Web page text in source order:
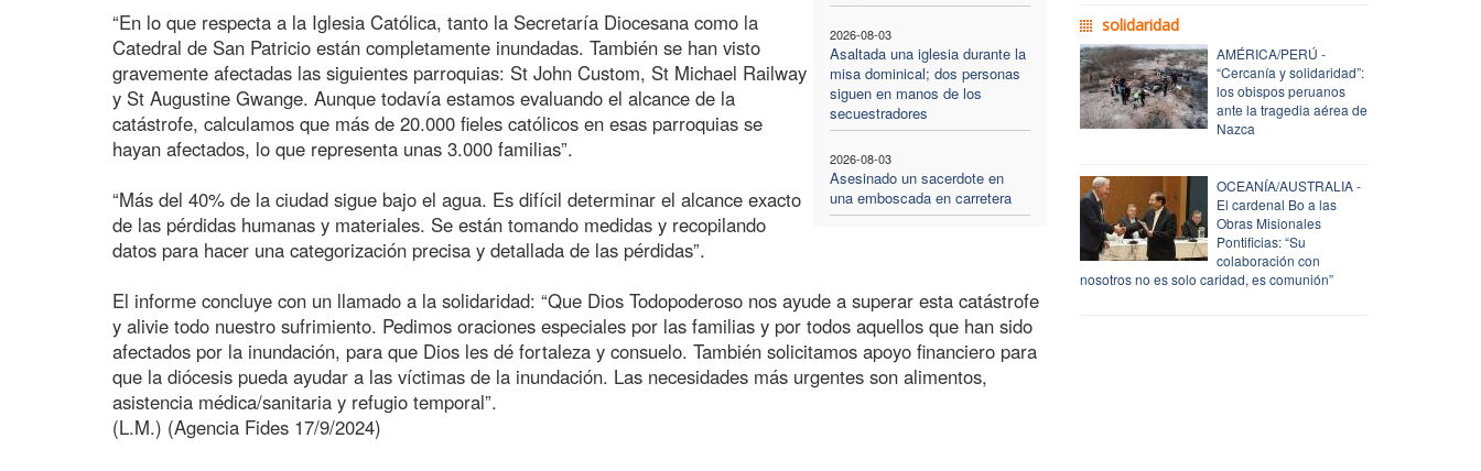
2026-08-03
Asaltada una iglesia durante la
misa dominical; dos personas
siguen en manos de los
secuestradores
2026-08-03
Asesinado un sacerdote en
una emboscada en carretera
“En lo que respecta a la Iglesia Católica, tanto la Secretaría Diocesana como la
Catedral de San Patricio están completamente inundadas. También se han visto
gravemente afectadas las siguientes parroquias: St John Custom, St Michael Railway
y St Augustine Gwange. Aunque todavía estamos evaluando el alcance de la
catástrofe, calculamos que más de 20.000 fieles católicos en esas parroquias se
hayan afectados, lo que representa unas 3.000 familias”.
“Más del 40% de la ciudad sigue bajo el agua. Es difícil determinar el alcance exacto
de las pérdidas humanas y materiales. Se están tomando medidas y recopilando
datos para hacer una categorización precisa y detallada de las pérdidas”.
El informe concluye con un llamado a la solidaridad: “Que Dios Todopoderoso nos ayude a superar esta catástrofe
y alivie todo nuestro sufrimiento. Pedimos oraciones especiales por las familias y por todos aquellos que han sido
afectados por la inundación, para que Dios les dé fortaleza y consuelo. También solicitamos apoyo financiero para
que la diócesis pueda ayudar a las víctimas de la inundación. Las necesidades más urgentes son alimentos,
asistencia médica/sanitaria y refugio temporal”.
(L.M.) (Agencia Fides 17/9/2024)
solidaridad
AMÉRICA/PERÚ -
“Cercanía y solidaridad”:
los obispos peruanos
ante la tragedia aérea de
Nazca
OCEANÍA/AUSTRALIA -
El cardenal Bo a las
Obras Misionales
Pontificias: “Su
colaboración con
nosotros no es solo caridad, es comunión”